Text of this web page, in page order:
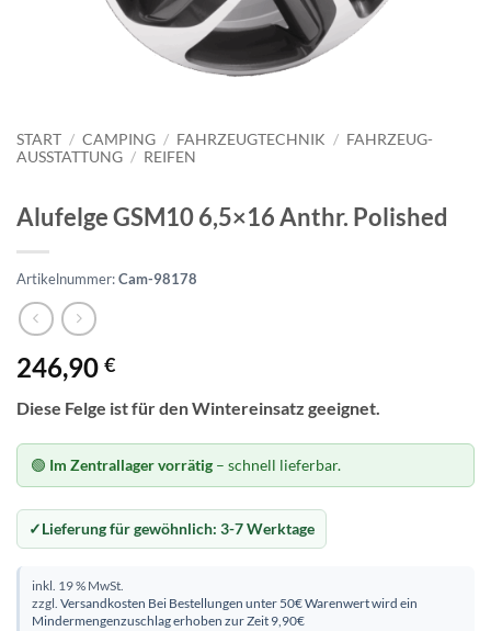
START / CAMPING / FAHRZEUGTECHNIK / FAHRZEUG-
AUSSTATTUNG / REIFEN
Alufelge GSM10 6,5×16 Anthr. Polished
Artikelnummer:Cam-98178
246,90 €
Diese Felge ist für den Wintereinsatz geeignet.
🟢 Im Zentrallager vorrätig – schnell lieferbar.
Lieferung für gewöhnlich: 3-7 Werktage
inkl. 19 % MwSt.
zzgl. Versandkosten Bei Bestellungen unter 50€ Warenwert wird ein
Mindermengenzuschlag erhoben zur Zeit 9,90€